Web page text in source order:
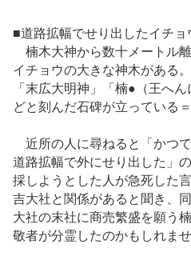
■道路拡幅でせり出したイチ
楠木大神から数十メートル
イチョウの大きな神木がある
「末広大明神」「楠●（王へ
どと刻んだ石碑が立っている＝
近所の人に尋ねると「かつ
道路拡幅で外にせり出した」
採しようとした人が急死した
吉大社と関係があると聞き、
大社の末社に商売繁盛を願う
敬者が分霊したのかもしれま